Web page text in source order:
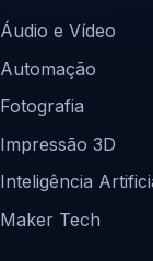
Áudio e Vídeo
Automação
Fotografia
Impressão 3D
Inteligência
Maker Tech